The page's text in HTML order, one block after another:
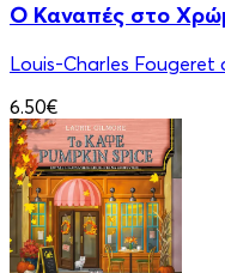
Ο Καναπές στο
Louis-Charles Fougeret
6.50€